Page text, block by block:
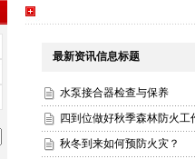
最新资讯信息标题
水泵接合器检查与保养
四到位做好秋季森林防火工
秋冬到来如何预防火灾？